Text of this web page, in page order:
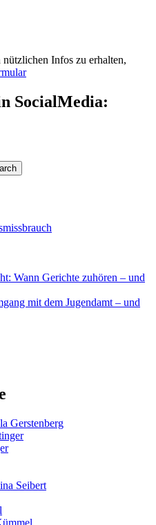
Infos zu erhalten,
SocialMedia:
Wann Gerichte zuhören – und
mit dem Jugendamt – und
Gerstenberg
Seibert